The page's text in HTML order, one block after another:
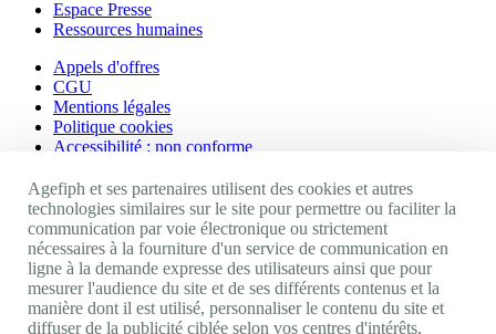
Espace Presse
Ressources humaines
Appels d'offres
CGU
Mentions légales
Politique cookies
Accessibilité : non conforme
Nos autres sites
Site portail Agefiph
Activateur de progrès
Handinnov
Innovation et recherche
Université du RRH
Agefiph et ses partenaires utilisent des cookies et autres
technologies similaires sur le site pour permettre ou faciliter la
communication par voie électronique ou strictement
nécessaires à la fourniture d'un service de communication en
ligne à la demande expresse des utilisateurs ainsi que pour
mesurer l'audience du site et de ses différents contenus et la
manière dont il est utilisé, personnaliser le contenu du site et
diffuser de la publicité ciblée selon vos centres d'intérêts,